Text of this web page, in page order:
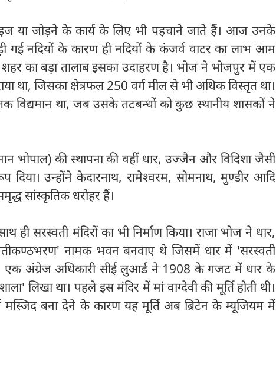
या जोड़ने के कार्य के लिए भी पहचाने जाते हैं। आज उनके
गई नदियों के कारण ही नदियों के कंजर्व वाटर का लाभ आम
शहर का बड़ा तालाब इसका उदाहरण है। भोज ने भोजपुर में एक
था, जिसका क्षेत्रफल 250 वर्ग मील से भी अधिक विस्तृत था।
तक विद्यमान था, जब उसके तटबन्धों को कुछ स्थानीय शासकों ने
भोपाल) की स्थापना की वहीं धार, उज्जैन और विदिशा जैसी
दिया। उन्होंने केदारनाथ, रामेश्वरम, सोमनाथ, मुण्डीर आदि
सांस्कृतिक धरोहर हैं।
ही सरस्वती मंदिरों का भी निर्माण किया। राजा भोज ने धार,
नामक भवन बनवाए थे जिसमें धार में 'सरस्वती
एक अंग्रेज अधिकारी सीई लुआर्ड ने 1908 के गजट में धार के
लिखा था। पहले इस मंदिर में मां वाग्देवी की मूर्ति होती थी।
बना देने के कारण यह मूर्ति अब ब्रिटेन के म्यूजियम में